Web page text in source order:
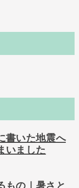
書いた地震へ
いました
もの｜暑さと